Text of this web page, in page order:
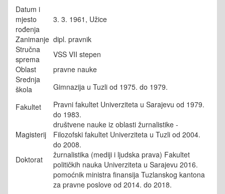
Datum i
mjesto
rođenja
3. 3. 1961, Užice
Zanimanje dipl. pravnik
Stručna
sprema
VSS VII stepen
Oblast
pravne nauke
Srednja
škola
Gimnazija u Tuzli od 1975. do 1979.
Fakultet
Pravni fakultet Univerziteta u Sarajevu od 1979.
do 1983.
Magisterij
društvene nauke iz oblasti žurnalistike -
Filozofski fakultet Univerziteta u Tuzli od 2004.
do 2008.
Doktorat
žurnalistika (mediji i ljudska prava) Fakultet
političkih nauka Univerziteta u Sarajevu 2016.
pomoćnik ministra finansija Tuzlanskog kantona
za pravne poslove od 2014. do 2018.